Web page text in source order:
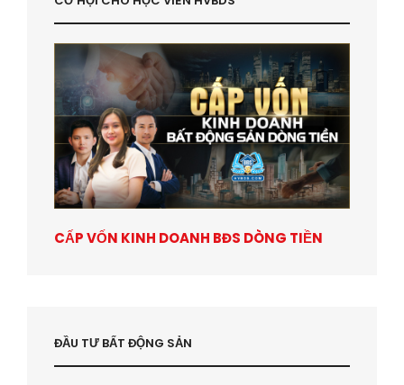
CẤP VỐN KINH DOANH BĐS DÒNG TIỀN
ĐẦU TƯ BẤT ĐỘNG SẢN